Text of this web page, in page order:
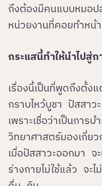
ถึงต้องมีคนแบบหมอป
หน่วยงานที่คอยทำหน้
กระแสนี้ทำให้นำไปสู่
เรื่องนี้เป็นที่พูดถึงตั้ง
กราบไหว้บูชา ปัสสาว
เพราะเชื่อว่าเป็นการ
วิทยาศาสตร์มองเกี่ย
เมื่อปัสสาวะออกมา
ร่างกายไม่ใช้แล้ว จะไ